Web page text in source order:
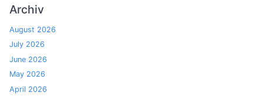
Archiv
August 2026
July 2026
June 2026
May 2026
April 2026